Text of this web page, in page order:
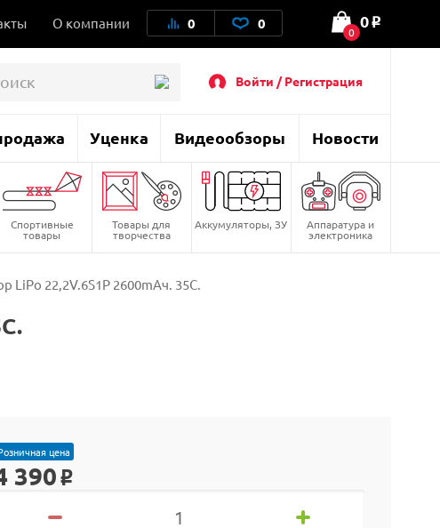
О компании 0 0 0
0 o
Войти / Регистрация
Уценка Видеообзоры Новости
Спортивные
товары
Товары для
творчества
Аккумуляторы, ЗУ Аппаратура и
электроника
LiPo 22,2V.6S1P 2600mAч. 35C.
цена
390 o